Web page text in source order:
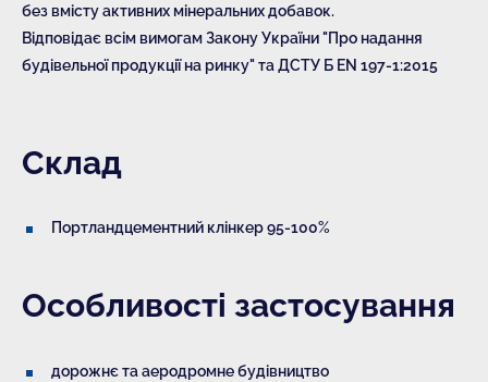
без вмісту активних мінеральних добавок.
Відповідає всім вимогам Закону України "Про надання
будівельної продукції на ринку" та ДСТУ Б EN 197-1:2015
Склад
Портландцементний клінкер 95-100%
Особливості застосування
дорожнє та аеродромне будівництво